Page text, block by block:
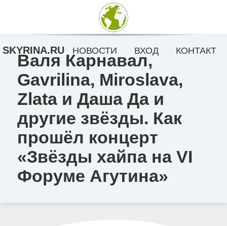
Валя Карнавал,
Gavrilina, Miroslava,
Zlata и Даша Да и
другие звёзды. Как
прошёл концерт
«Звёзды хайпа на VI
Форуме Агутина»
SKYRINA.RU НОВОСТИ ВХОД КОНТАКТ